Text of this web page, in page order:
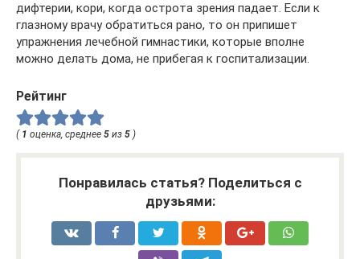
дифтерии, кори, когда острота зрения падает. Если к
глазному врачу обратиться рано, то он припишет
упражнения лечебной гимнастики, которые вполне
можно делать дома, не прибегая к госпитализации.
Рейтинг
( 1 оценка, среднее 5 из 5 )
Понравилась статья? Поделиться с
друзьями: